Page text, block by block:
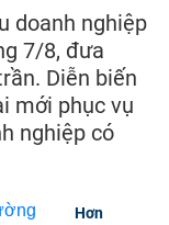
doanh nghiệp
7/8, đưa
Diễn biến
mới phục vụ
nghiệp có
Hơn